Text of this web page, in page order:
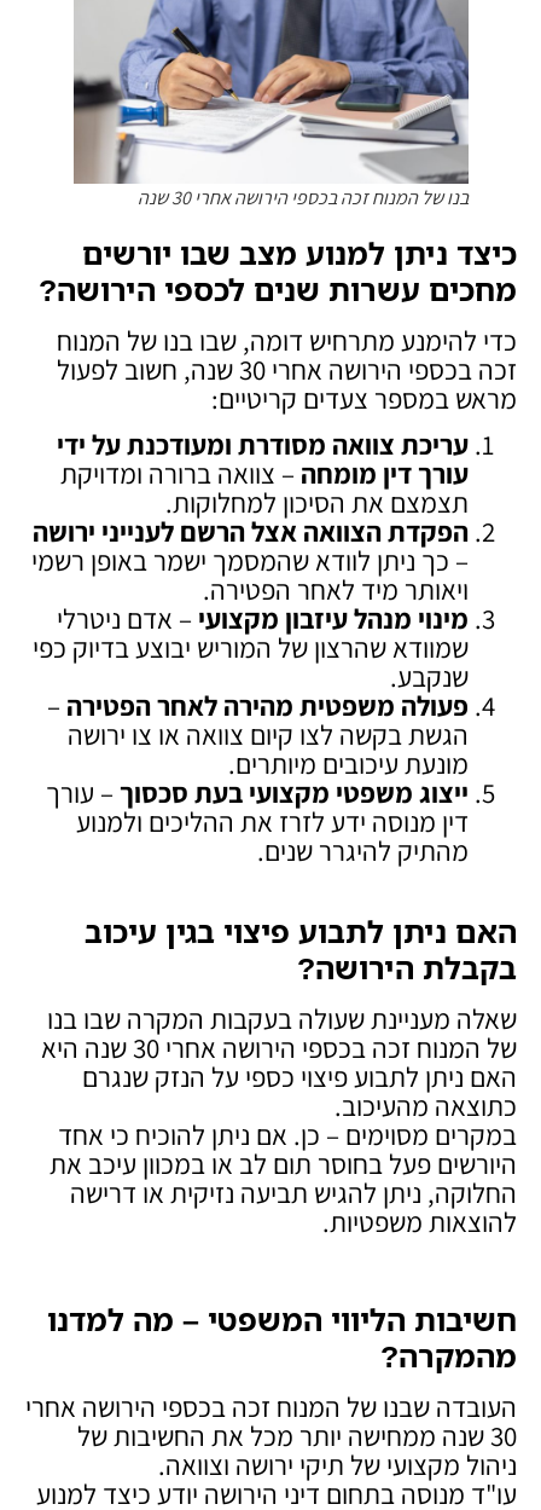
בנו של המנוח זכה בכספי הירושה אחרי 30 שנה
כיצד ניתן למנוע מצב שבו יורשים
מחכים עשרות שנים לכספי הירושה?
כדי להימנע מתרחיש דומה, שבו בנו של המנוח
זכה בכספי הירושה אחרי 30 שנה, חשוב לפעול
מראש במספר צעדים קריטיים:
עריכת צוואה מסודרת ומעודכנת על ידי
עורך דין מומחה – צוואה ברורה ומדויקת
תצמצם את הסיכון למחלוקות.
הפקדת הצוואה אצל הרשם לענייני ירושה
– כך ניתן לוודא שהמסמך ישמר באופן רשמי
ויאותר מיד לאחר הפטירה.
מינוי מנהל עיזבון מקצועי – אדם ניטרלי
שמוודא שהרצון של המוריש יבוצע בדיוק כפי
שנקבע.
פעולה משפטית מהירה לאחר הפטירה –
הגשת בקשה לצו קיום צוואה או צו ירושה
מונעת עיכובים מיותרים.
ייצוג משפטי מקצועי בעת סכסוך – עורך
דין מנוסה ידע לזרז את ההליכים ולמנוע
מהתיק להיגרר שנים.
האם ניתן לתבוע פיצוי בגין עיכוב
בקבלת הירושה?
שאלה מעניינת שעולה בעקבות המקרה שבו בנו
של המנוח זכה בכספי הירושה אחרי 30 שנה היא
האם ניתן לתבוע פיצוי כספי על הנזק שנגרם
כתוצאה מהעיכוב.
במקרים מסוימים – כן. אם ניתן להוכיח כי אחד
היורשים פעל בחוסר תום לב או במכוון עיכב את
החלוקה, ניתן להגיש תביעה נזיקית או דרישה
להוצאות משפטיות.
חשיבות הליווי המשפטי – מה למדנו
מהמקרה?
העובדה שבנו של המנוח זכה בכספי הירושה אחרי
30 שנה ממחישה יותר מכל את החשיבות של
ניהול מקצועי של תיקי ירושה וצוואה.
עו"ד מנוסה בתחום דיני הירושה יודע כיצד למנוע